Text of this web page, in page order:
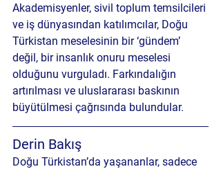
Akademisyenler, sivil toplum temsilcileri
ve iş dünyasından katılımcılar, Doğu
Türkistan meselesinin bir ‘gündem’
değil, bir insanlık onuru meselesi
olduğunu vurguladı. Farkındalığın
artırılması ve uluslararası baskının
büyütülmesi çağrısında bulundular.
Derin Bakış
Doğu Türkistan’da yaşananlar, sadece